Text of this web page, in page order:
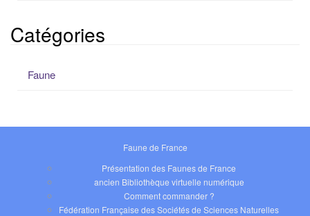
Catégories
Faune
Faune de France
Présentation des Faunes de France
ancien Bibliothèque virtuelle numérique
Comment commander ?
Fédération Française des Sociétés de Sciences Naturelles